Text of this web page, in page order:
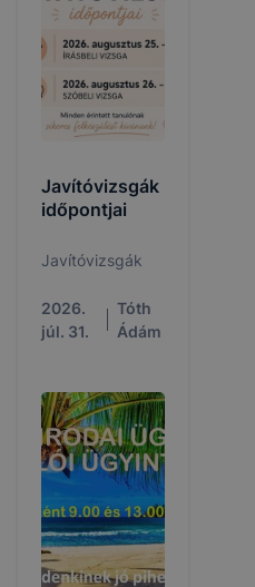
Javítóvizsgák
időpontjai
Javítóvizsgák
2026.
júl. 31.
Tóth
Ádám